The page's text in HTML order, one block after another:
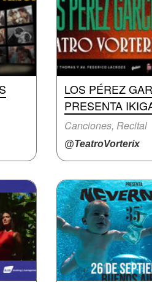
LOS PÉREZ
PRESENTA
Canciones, Recital
@TeatroVorterix